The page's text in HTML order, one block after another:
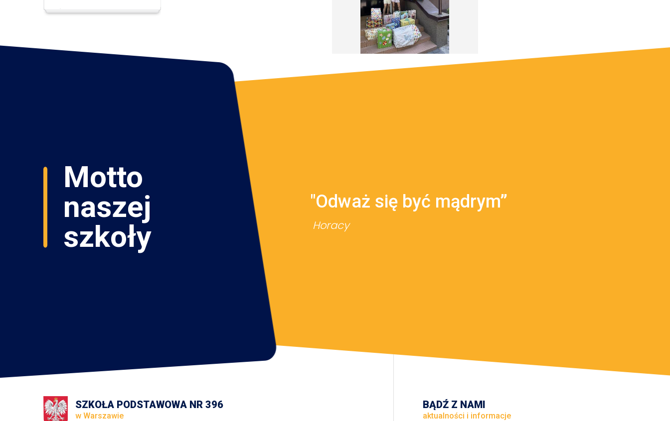
"Odważ się być mądrym”
Horacy
SZKOŁA PODSTAWOWA NR 396
w Warszawie
BĄDŹ Z NAMI
aktualności i informacje